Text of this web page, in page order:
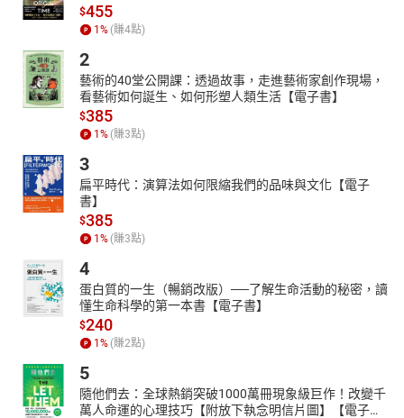
$455
1 % (賺4點)
2
藝術的40堂公開課：透過故事，走進藝術家創作現場，
看藝術如何誕生、如何形塑人類生活【電子書】
$385
1 % (賺3點)
3
扁平時代：演算法如何限縮我們的品味與文化【電子
書】
$385
1 % (賺3點)
4
蛋白質的一生（暢銷改版）──了解生命活動的秘密，讀
懂生命科學的第一本書【電子書】
$240
1 % (賺2點)
5
隨他們去：全球熱銷突破1000萬冊現象級巨作！改變千
萬人命運的心理技巧【附放下執念明信片圖】【電子